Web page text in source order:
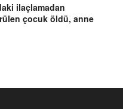
ilaçlamadan
çocuk öldü, anne